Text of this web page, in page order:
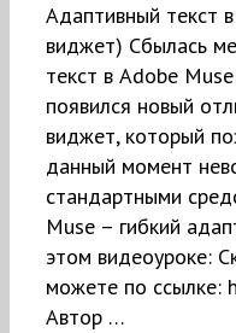
Адаптивный текст
виджет) Сбылась
текст в Adobe
появился новый
виджет, который
данный момент
стандартными
Muse – гибкий
этом видеоуроке:
можете по
Автор …